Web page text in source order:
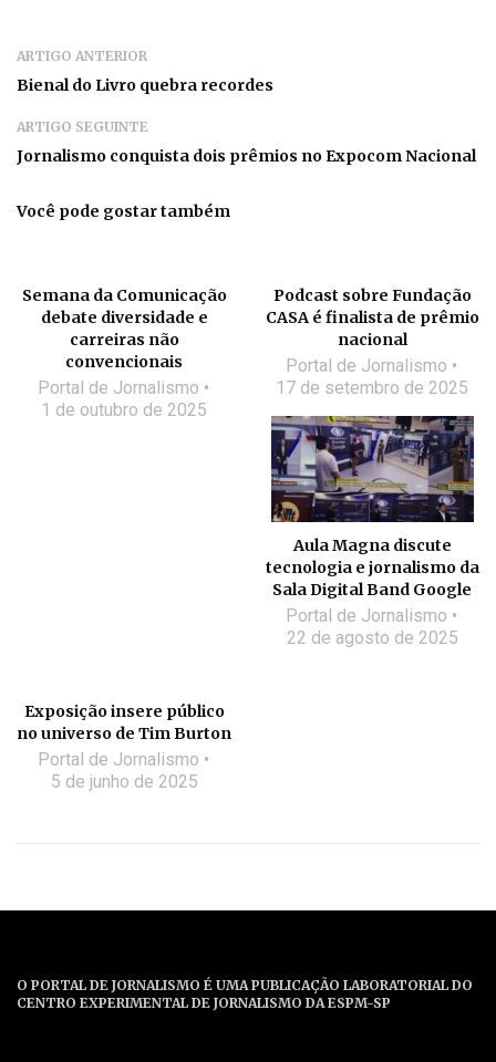
ARTIGO ANTERIOR
Bienal do Livro quebra recordes
ARTIGO SEGUINTE
Jornalismo conquista dois prêmios no Expocom Nacional
Você pode gostar também
Semana da Comunicação
debate diversidade e
carreiras não
convencionais
Portal de Jornalismo
1 de outubro de 2025
Podcast sobre Fundação
CASA é finalista de prêmio
nacional
Portal de Jornalismo
17 de setembro de 2025
Aula Magna discute
tecnologia e jornalismo da
Sala Digital Band Google
Portal de Jornalismo
22 de agosto de 2025
Exposição insere público
no universo de Tim Burton
Portal de Jornalismo
5 de junho de 2025
O PORTAL DE JORNALISMO É UMA PUBLICAÇÃO LABORATORIAL DO
CENTRO EXPERIMENTAL DE JORNALISMO DA ESPM-SP